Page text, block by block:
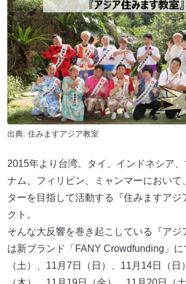
出典: 住みますアジア教室
2015年より台湾、タイ、インドネシア、
ナム、フィリピン、ミャンマーにおいて
ターを目指して活動する『住みますアジ
クト。
そんな大反響を巻き起こしている『アジ
は新ブランド「FANY Crowdfunding」に
（土）、11月7日（日）、11月14日（日